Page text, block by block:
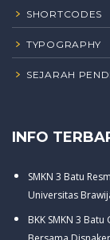
SHORTCODES
TYPOGRAPHY
SEJARAH
INFO
SMKN 3 Batu
Universitas
BKK SMKN 3